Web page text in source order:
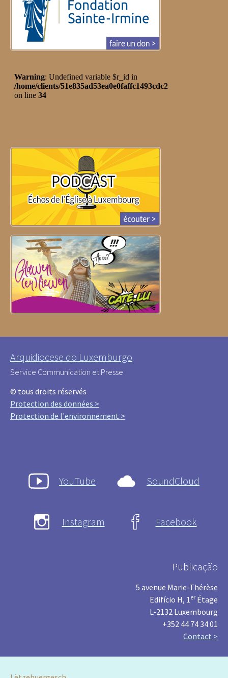
Arquidiocese do Luxemburgo
Service Communication et Presse
© tous droits réservés
Protection des données >
Protection de l'environnement >
YouTube SoundCloud
Instagram Facebook
Publicação
5 avenue Marie-Thérèse
Edifício H, 1 er Étage
L-2132 Luxembourg
+352 44 74 34 01
Contact >